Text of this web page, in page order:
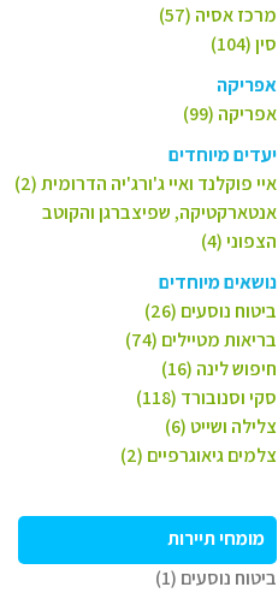
מרכז אסיה (57)
סין (104)
אפריקה
אפריקה (99)
יעדים מיוחדים
איי פוקלנד ואיי ג'ורג'יה הדרומית (2)
אנטארקטיקה, שפיצברגן והקוטב
הצפוני (4)
נושאים מיוחדים
ביטוח נוסעים (26)
בריאות מטיילים (74)
חיפוש לינה (16)
סקי וסנובורד (118)
צלילה ושייט (6)
צלמים גיאוגרפיים (2)
מומחי תיירות
ביטוח נוסעים (1)